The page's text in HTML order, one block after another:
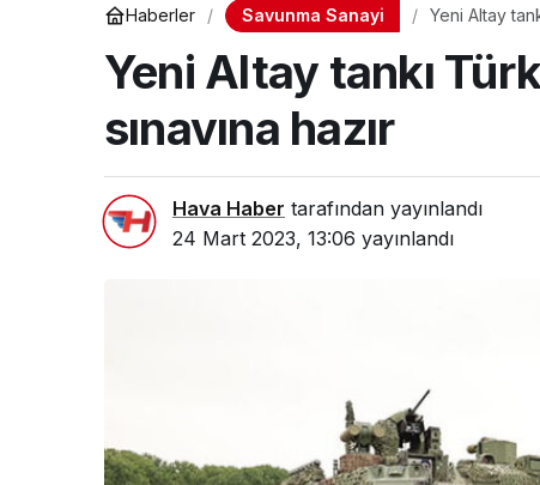
Haberler Savunma Sanayi Yeni Altay
Yeni Altay tankı
sınavına hazır
Hava Haber tarafından yayınlandı
24 Mart 2023, 13:06 yayınlandı